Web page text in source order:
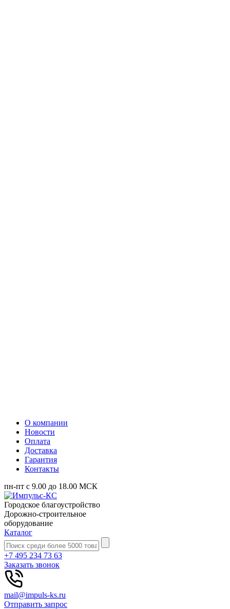
О компании
Новости
Оплата
Доставка
Гарантия
Контакты
пн-пт с 9.00 до 18.00 МСК
Городское благоустройство
Дорожно-строительное
оборудование
Каталог
+7 495 234 73 63
Заказать звонок
mail@impuls-ks.ru
Отправить запрос